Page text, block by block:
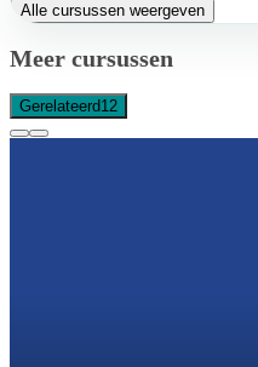
Alle cursussen weergeven
Meer cursussen
Gerelateerd12